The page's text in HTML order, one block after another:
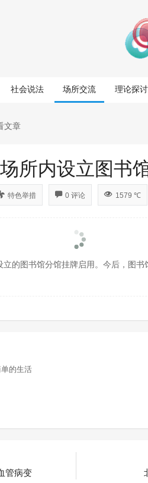
社会说法 场所交流 理论探讨
文章
所内设立图书
特色举措 0 评论 1579 ℃
图书馆分馆挂牌启用。今后，图书
的生活
管病变